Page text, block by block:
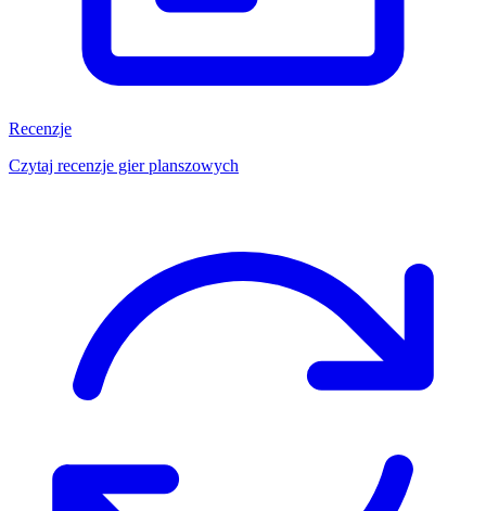
Recenzje
Czytaj recenzje gier planszowych